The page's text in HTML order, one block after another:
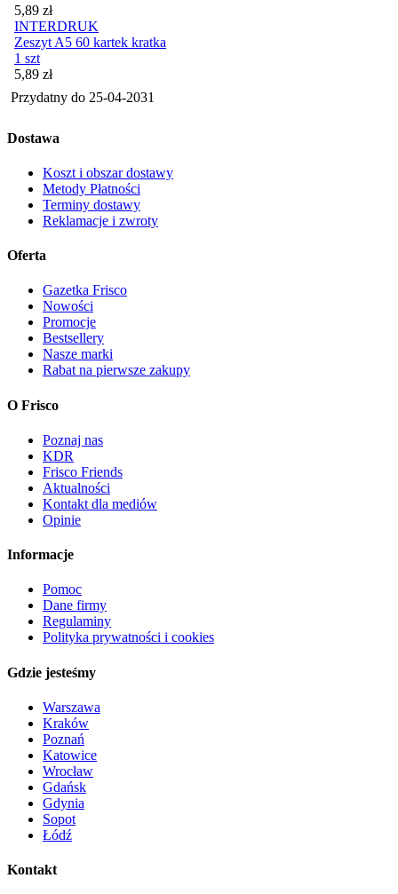
Cena
5,89 zł
INTERDRUK
Zeszyt A5 60 kartek kratka
1 szt
Cena
5,89 zł
Przydatny do 25-04-2031
Dostawa
Koszt i obszar dostawy
Metody Płatności
Terminy dostawy
Reklamacje i zwroty
Oferta
Gazetka Frisco
Nowości
Promocje
Bestsellery
Nasze marki
Rabat na pierwsze zakupy
O Frisco
Poznaj nas
KDR
Frisco Friends
Aktualności
Kontakt dla mediów
Opinie
Informacje
Pomoc
Dane firmy
Regulaminy
Polityka prywatności i cookies
Gdzie jesteśmy
Warszawa
Kraków
Poznań
Katowice
Wrocław
Gdańsk
Gdynia
Sopot
Łódź
Kontakt